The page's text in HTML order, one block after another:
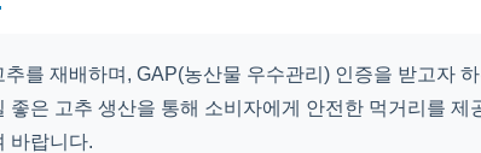
를 재배하며, GAP(농산물 우수관리) 인증을 받고자
좋은 고추 생산을 통해 소비자에게 안전한 먹거리를 제
바랍니다.